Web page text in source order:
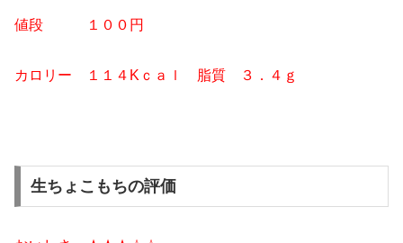
値段 １０ ０円
カロリー １１４Kｃａｌ 脂質 ３．４ｇ
生ちょこもちの評価